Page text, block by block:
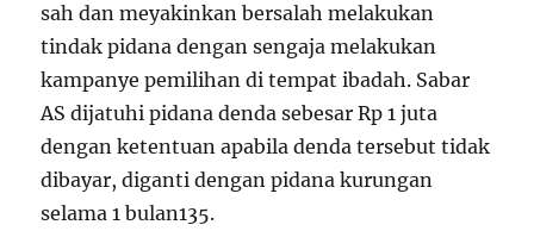
sah dan meyakinkan bersalah melakukan
tindak pidana dengan sengaja melakukan
kampanye pemilihan di tempat ibadah. Sabar
AS dijatuhi pidana denda sebesar Rp 1 juta
dengan ketentuan apabila denda tersebut tidak
dibayar, diganti dengan pidana kurungan
selama 1 bulan135.